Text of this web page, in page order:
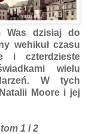
Was dzisiaj do
wehikuł czasu
i czterdzieste
wielu
W tych
Moore i jej
1 i 2